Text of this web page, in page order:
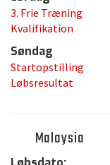
3. Frie Træning
Kvalifikation
Søndag
Startopstilling
Løbsresultat
Malaysia